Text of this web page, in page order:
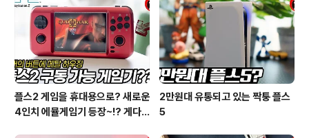
플스2 게임을 휴대용으로? 새로운
4인치 에뮬게임기 등장~!? 게다
2만원대 유통되고 있는 짝퉁 플스
5